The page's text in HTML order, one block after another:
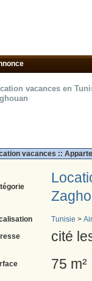
vacances en
vacances ::
Tunisie >
cité
75 m²